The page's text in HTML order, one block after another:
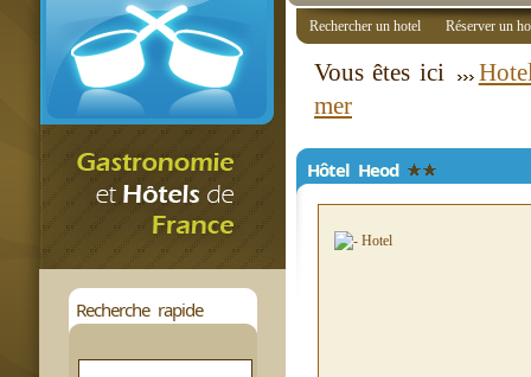
Recherche rapide
Rechercher un hotel Réserver un
Vous êtes ici
mer
Hôtel Heod